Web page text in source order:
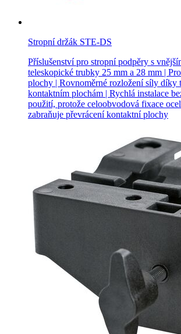
Stropní držák STE-DS
Příslušenství pro stropní podpěry s
teleskopické trubky 25 mm a 28 mm |
plochy | Rovnoměrné rozložení síly díky
kontaktním plochám | Rychlá instalace
použití, protože celoobvodová fixace
zabraňuje převrácení kontaktní plochy